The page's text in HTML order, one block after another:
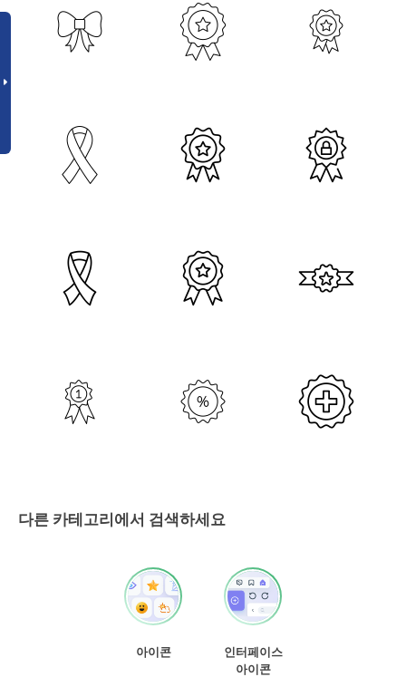
다른 카테고리에서 검색하세요
아이콘
인터페이스
아이콘